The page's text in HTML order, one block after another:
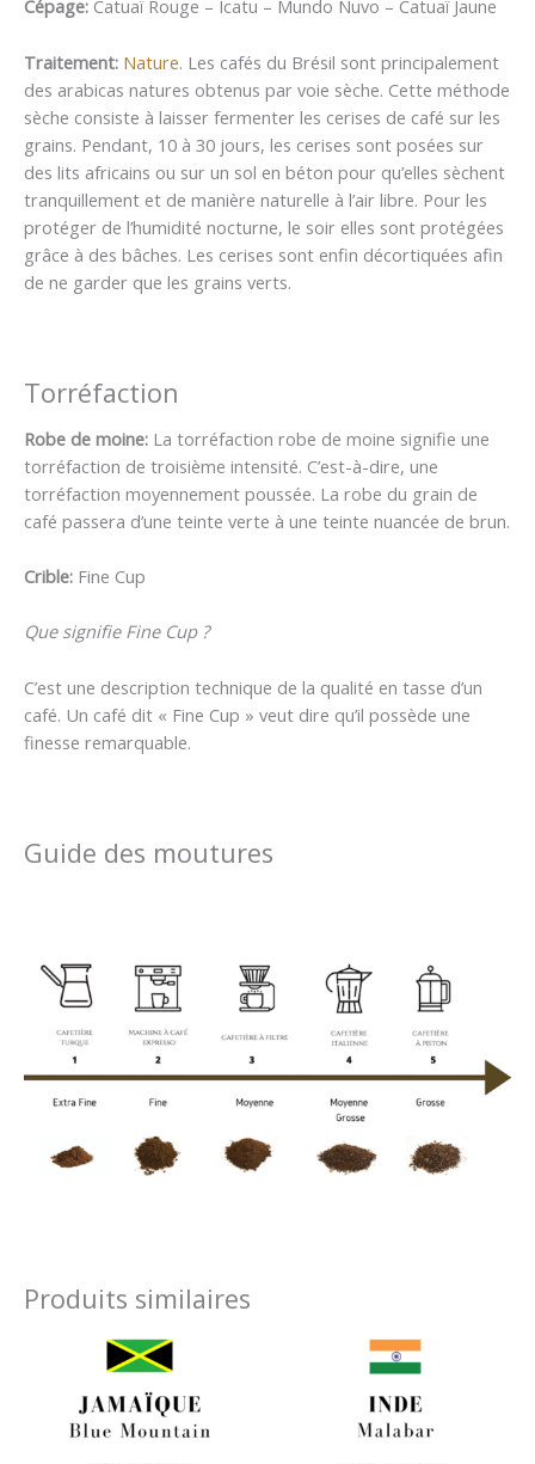
Cépage: Catuaï Rouge – Icatu – Mundo Nuvo – Catuaï Jaune
Traitement: Nature. Les cafés du Brésil sont principalement
des arabicas natures obtenus par voie sèche. Cette méthode
sèche consiste à laisser fermenter les cerises de café sur les
grains. Pendant, 10 à 30 jours, les cerises sont posées sur
des lits africains ou sur un sol en béton pour qu’elles sèchent
tranquillement et de manière naturelle à l’air libre. Pour les
protéger de l’humidité nocturne, le soir elles sont protégées
grâce à des bâches. Les cerises sont enfin décortiquées afin
de ne garder que les grains verts.
Torréfaction
Robe de moine: La torréfaction robe de moine signifie une
torréfaction de troisième intensité. C’est-à-dire, une
torréfaction moyennement poussée. La robe du grain de
café passera d’une teinte verte à une teinte nuancée de brun.
Crible: Fine Cup
Que signifie Fine Cup ?
C’est une description technique de la qualité en tasse d’un
café. Un café dit « Fine Cup » veut dire qu’il possède une
finesse remarquable.
Guide des moutures
Produits similaires
182,00 €